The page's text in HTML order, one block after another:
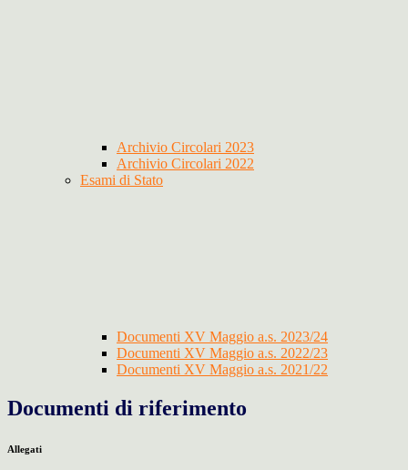
Archivio Circolari 2023
Archivio Circolari 2022
Esami di Stato
Documenti XV Maggio a.s. 2023/24
Documenti XV Maggio a.s. 2022/23
Documenti XV Maggio a.s. 2021/22
Documenti di riferimento
Allegati